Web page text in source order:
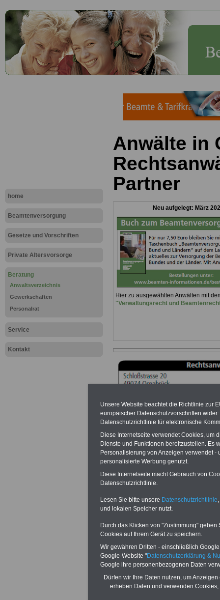
home
Beamtenversorgung
Gesetze und Vorschriften
Private Altersvorsorge
Beratung
Anwaltsverzeichnis
Gewerkschaften
Personalrat
Service
Kontakt
Anwälte in
Partner
Neu aufgelegt: März
Hier zu ausgewählten Anwälten mit
"Verwaltungsrecht und
Mehr Anwälte
Beamtenrecht
Sie möchten
Unsere Website beachtet die Richtlinie zur
europäischer Datenschutzvorschriften
Datenschutzrichtlinie für elektronische
Diese Internetseite verwendet Cookies, um
Dienste und Funktionen bereitzustellen. Es
Personalisierung von Anzeigen verwendet
personalisierte Werbung genutzt.
Diese Internetseite macht Gebrauch von
Datenschutzrichtlinie.
Lesen Sie bitte unsere Datenschutzrichtlinie
und lokalen Speicher nutzt.
Durch das Klicken von "Zustimmung"
Cookies auf Ihrem Gerät zu speichern.
Wir gewähren Dritten - einschließlich
Google-Website "Datenschutzerklärung &
Google ihre personenbezogenen Daten
Dürfen wir Ihre Daten nutzen, um
erheben Daten und verwenden